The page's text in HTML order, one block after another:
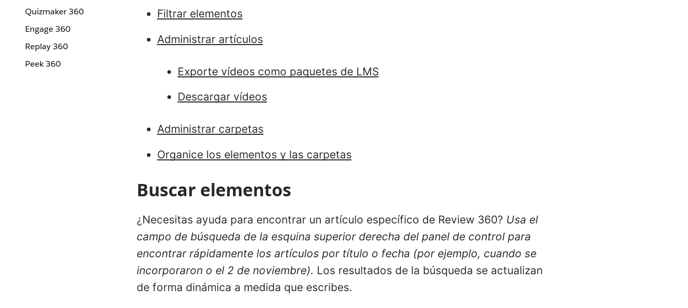
Quizmaker 360
Engage 360
Replay 360
Peek 360
Filtrar elementos
Administrar artículos
Exporte vídeos como paquetes de LMS
Descargar vídeos
Administrar carpetas
Organice los elementos y las carpetas
Buscar elementos
¿Necesitas ayuda para encontrar un artículo específico de Review 360? Usa el
campo de búsqueda de la esquina superior derecha del panel de control para
encontrar rápidamente los artículos por título o fecha (por ejemplo, cuando se
incorporaron o el 2 de noviembre). Los resultados de la búsqueda se actualizan
de forma dinámica a medida que escribes.